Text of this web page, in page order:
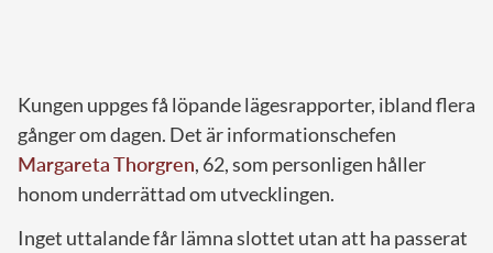
Kungen uppges få löpande lägesrapporter, ibland flera
gånger om dagen. Det är informationschefen
Margareta Thorgren, 62, som personligen håller
honom underrättad om utvecklingen.
Inget uttalande får lämna slottet utan att ha passerat